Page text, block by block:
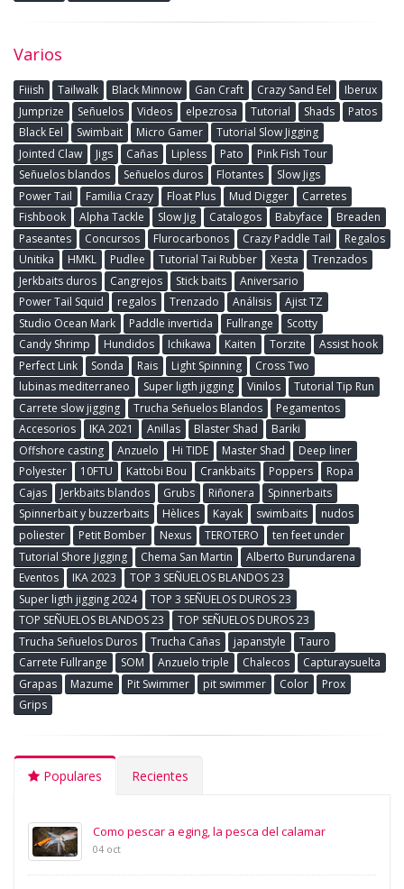
Varios
Fiiish Tailwalk Black Minnow Gan Craft Crazy Sand Eel
Iberux
Jumprize
Señuelos Videos elpezrosa Tutorial Shads
Patos
Black Eel
Swimbait Micro Gamer
Tutorial Slow Jigging
Jointed Claw
Jigs Cañas Lipless Pato
Pink Fish Tour
Señuelos blandos
Señuelos duros Flotantes
Slow Jigs
Power Tail
Familia Crazy Float Plus Mud Digger
Carretes
Fishbook
Alpha Tackle Slow Jig Catalogos Babyface
Breaden
Paseantes
Concursos Flurocarbonos Crazy Paddle Tail
Regalos
Unitika
HMKL Pudlee Tutorial Tai Rubber Xesta
Trenzados
Jerkbaits duros
Cangrejos Stick baits
Aniversario
Power Tail Squid
regalos Trenzado Análisis
Ajist TZ
Studio Ocean Mark
Paddle invertida Fullrange
Scotty
Candy Shrimp
Hundidos Ichikawa Kaiten Torzite
Assist hook
Perfect Link
Sonda Rais Light Spinning
Cross Two
lubinas mediterraneo
Super ligth jigging Vinilos
Tutorial Tip Run
Carrete slow jigging
Trucha Señuelos Blandos
Pegamentos
Accesorios
IKA 2021 Anillas Blaster Shad
Bariki
Offshore casting
Anzuelo Hi TIDE Master Shad
Deep liner
Polyester
10FTU Kattobi Bou Crankbaits Poppers
Ropa
Cajas
Jerkbaits blandos Grubs Riñonera
Spinnerbaits
Spinnerbait y buzzerbaits
Hèlices Kayak swimbaits
nudos
poliester
Petit Bomber Nexus TEROTERO
ten feet under
Tutorial Shore Jigging
Chema San Martin
Alberto Burundarena
Eventos
IKA 2023
TOP 3 SEÑUELOS BLANDOS 23
Super ligth jigging 2024
TOP 3 SEÑUELOS DUROS 23
TOP SEÑUELOS BLANDOS 23
TOP SEÑUELOS DUROS 23
Trucha Señuelos Duros
Trucha Cañas japanstyle
Tauro
Carrete Fullrange
SOM Anzuelo triple Chalecos
Capturaysuelta
Grapas
Mazume Pit Swimmer pit swimmer Color
Prox
Grips
Populares Recientes
Como pescar a eging, la pesca del calamar
04 oct